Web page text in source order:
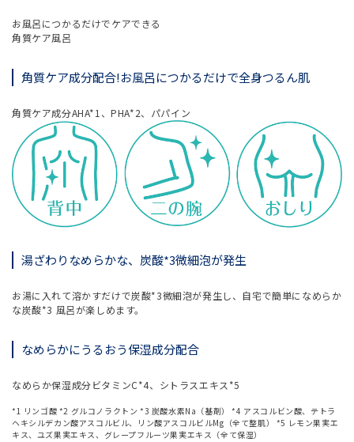
お風呂につかるだけでケアできる
角質ケア風呂
角質ケア成分配合!お風呂につかるだけで全身つるん肌
角質ケア成分AHA*1、PHA*2、パパイン
湯ざわりなめらかな、炭酸*3微細泡が発生
お湯に入れて溶かすだけで炭酸*3微細泡が発生し、自宅で簡単になめらか
な炭酸*3 風呂が楽しめます。
なめらかにうるおう保湿成分配合
なめらか保湿成分ビタミンC*4、シトラスエキス*5
*1 リンゴ酸 *2 グルコノラクトン *3 炭酸水素Na（基剤） *4 アスコルビン酸、テトラ
ヘキシルデカン酸アスコルビル、リン酸アスコルビルMg（全て整肌） *5 レモン果実エ
キス、ユズ果実エキス、グレープフルーツ果実エキス（全て保湿）